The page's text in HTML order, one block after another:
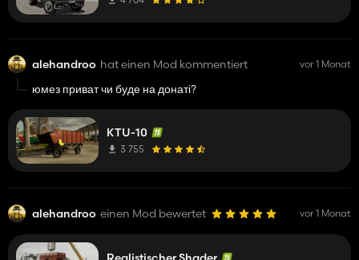
alehandroo hat einen Mod kommentiert vor 1 Monat
юмез приват чи буде на донаті?
KTU-10
3 755
alehandroo einen Mod bewertet vor 1 Monat